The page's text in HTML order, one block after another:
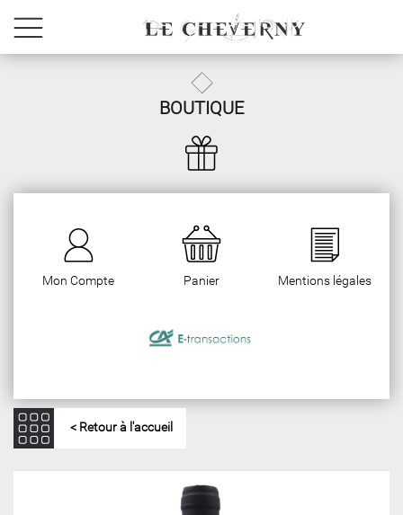
BOUTIQUE
Mon Compte Panier Mentions légales
< Retour à l'accueil